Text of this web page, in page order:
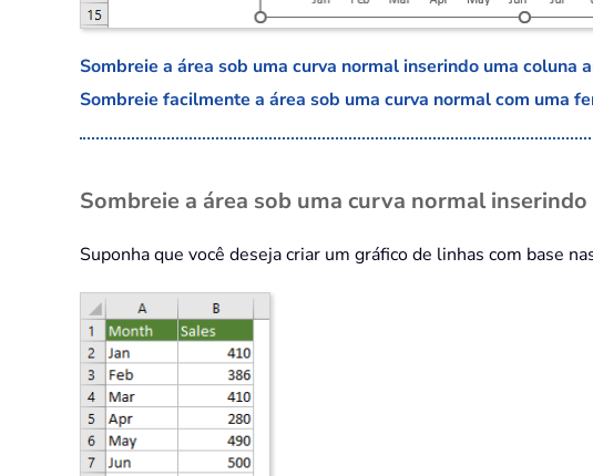
Sombreie a área sob uma curva normal inserindo uma coluna
Sombreie facilmente a área sob uma curva normal com uma
Sombreie a área sob uma curva normal
Suponha que você deseja criar um gráfico de linhas com base